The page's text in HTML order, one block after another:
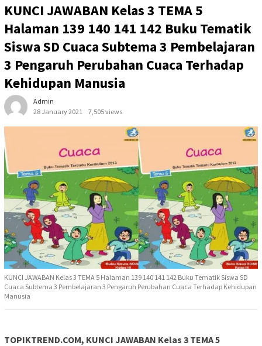
KUNCI JAWABAN Kelas 3 TEMA 5
Halaman 139 140 141 142 Buku Tematik
Siswa SD Cuaca Subtema 3 Pembelajaran
3 Pengaruh Perubahan Cuaca Terhadap
Kehidupan Manusia
Admin
28 January 2021
7,505 views
KUNCI JAWABAN Kelas 3 TEMA 5 Halaman 139 140 141 142 Buku Tematik Siswa SD
Cuaca Subtema 3 Pembelajaran 3 Pengaruh Perubahan Cuaca Terhadap Kehidupan
Manusia
TOPIKTREND.COM, KUNCI JAWABAN Kelas 3 TEMA 5